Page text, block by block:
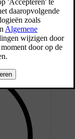
Volvo-dealer of een
afspraak te
tijdens je